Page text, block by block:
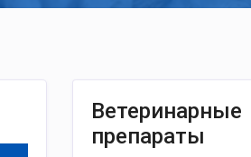
Ветеринарные
препараты